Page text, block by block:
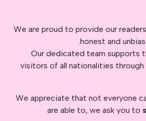
We are proud to provide our
honest and
Our dedicated team supports
visitors of all nationalities through
We appreciate that not everyone
are able to, we ask you to